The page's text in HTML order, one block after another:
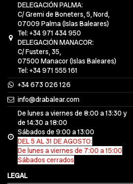
DELEGACIÓN PALMA:
C/ Gremi de Boneters, 5, Nord,
07009 Palma (Islas Baleares)
Tel: +34 971 434 950
DELEGACIÓN MANACOR:
C/ Fusters, 35,
07500 Manacor (Islas Baleares)
Tel: +34 971 555 161
+34 673 026 126
info@drabalear.com
De lunes a viernes de 8:00 a 13:30 y
de 14:30 a 18:00
Sábados de 9:00 a 13:00
DEL 5 AL 31 DE AGOSTO:
De lunes a viernes de 7:00 a 15:00
Sábados cerrados
LEGAL